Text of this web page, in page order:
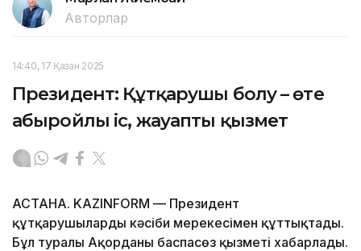
Авторлар
14:40, 17 Қазан 2025
Президент: Құтқарушы болу – өте
абыройлы іс, жауапты қызмет
АСТАНА. KAZINFORM — Президент
құтқарушыларды кәсіби мерекесімен құттықтады.
Бұл туралы Ақорданың баспасөз қызметі хабарлады.